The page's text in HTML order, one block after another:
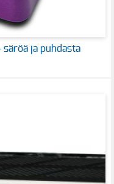
säröä ja puhdasta